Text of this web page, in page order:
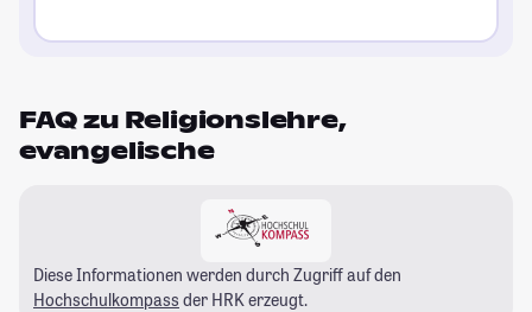
FAQ zu Religionslehre,
evangelische
Diese Informationen werden durch Zugriff auf den
Hochschulkompass der HRK erzeugt.